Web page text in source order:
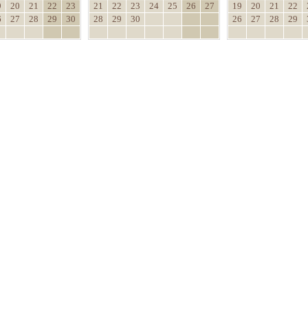
20 21 22
23
27 28 29 30
21
22 23 24 25 26
27
28
29 30
19
20 21 22
26
27 28 29